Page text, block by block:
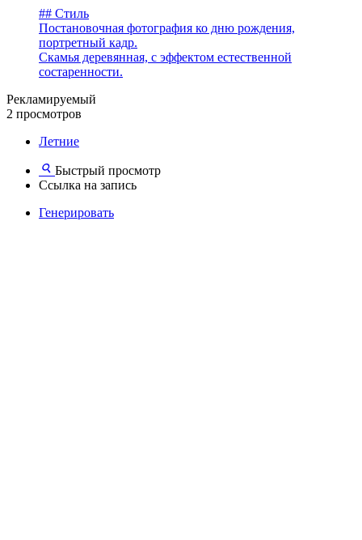
## Стиль
Постановочная фотография ко дню рождения,
портретный кадр.
Скамья деревянная, с эффектом естественной
состаренности.
Рекламируемый
2 просмотров
Летние
Быстрый просмотр
Ссылка на запись
Генерировать